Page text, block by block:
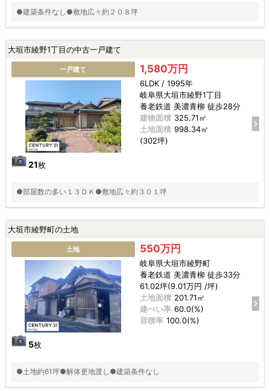
●建築条件なし●敷地広々約２０８坪
大垣市綾野1丁目の中古一戸建て
一戸建て
21枚
1,580万円
6LDK / 1995年
岐阜県大垣市綾野1丁目
養老鉄道 美濃青柳 徒歩28分
建物面積 325.71㎡
土地面積 998.34㎡
(302坪)
●部屋数の多い１３ＤＫ●敷地広々約３０１坪
大垣市綾野町の土地
土地
5枚
550万円
岐阜県大垣市綾野町
養老鉄道 美濃青柳 徒歩33分
61.02坪(9.01万円 /坪)
土地面積 201.71㎡
建ぺい率 60.0(%)
容積率 100.0(%)
●土地約61坪●解体更地渡し●建築条件なし